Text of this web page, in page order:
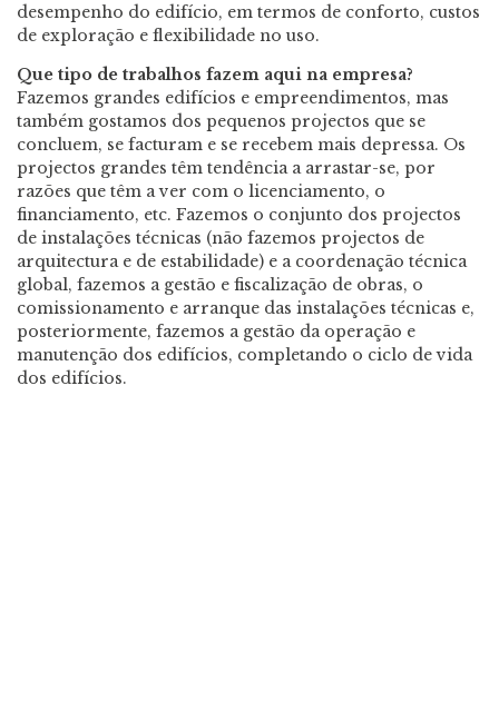
desempenho do edifício, em termos de conforto, custos
de exploração e flexibilidade no uso.
Que tipo de trabalhos fazem aqui na empresa?
Fazemos grandes edifícios e empreendimentos, mas
também gostamos dos pequenos projectos que se
concluem, se facturam e se recebem mais depressa. Os
projectos grandes têm tendência a arrastar-se, por
razões que têm a ver com o licenciamento, o
financiamento, etc. Fazemos o conjunto dos projectos
de instalações técnicas (não fazemos projectos de
arquitectura e de estabilidade) e a coordenação técnica
global, fazemos a gestão e fiscalização de obras, o
comissionamento e arranque das instalações técnicas e,
posteriormente, fazemos a gestão da operação e
manutenção dos edifícios, completando o ciclo de vida
dos edifícios.